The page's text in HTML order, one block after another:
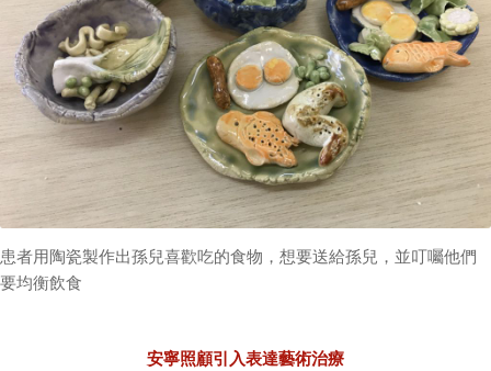
患者用陶瓷製作出孫兒喜歡吃的食物，想要送給孫兒，並叮囑他們
要均衡飲食
安寧照顧引入表達藝術治療